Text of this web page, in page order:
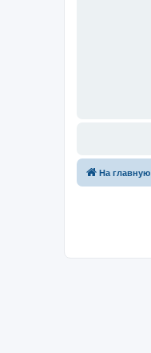
На главную